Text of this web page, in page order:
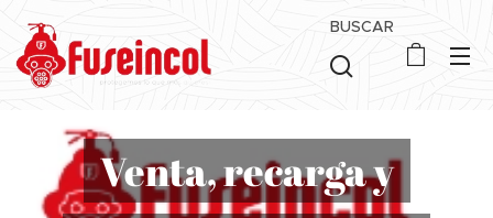
BUSCAR
Venta, recarga y